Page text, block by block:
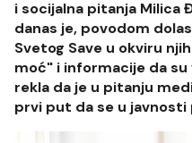
i socijalna pitanja Milica
danas je, povodom
Svetog Save u okviru
moć" i informacije da
rekla da je u pitanju
prvi put da se u javnosti